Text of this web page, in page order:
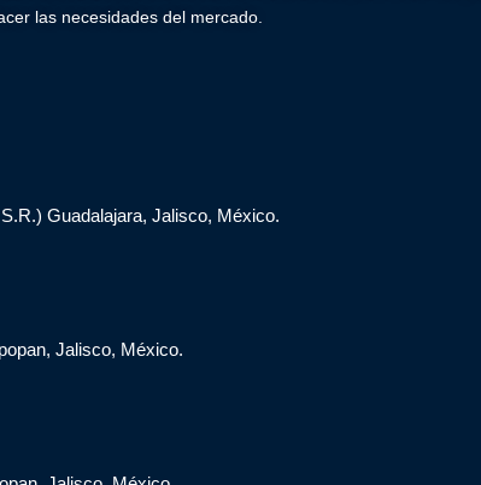
las necesidades del mercado.
Guadalajara, Jalisco, México.
Jalisco, México.